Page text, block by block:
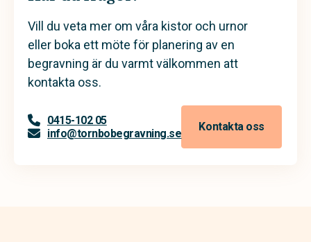
Vill du veta mer om våra kistor och urnor
eller boka ett möte för planering av en
begravning är du varmt välkommen att
kontakta oss.
0415-102 05
info@tornbobegravning.se
Kontakta oss